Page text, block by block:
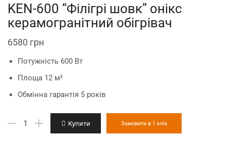
KEN-600 “Філігрі шовк” онікс
керамогранітний обігрівач
6580 грн
Потужність 600 Вт
Площа 12 м²
Обмінна гарантія 5 років
KEN-
Купити Замовити в 1 клік